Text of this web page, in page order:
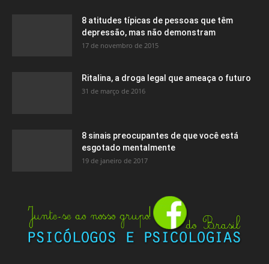
8 atitudes típicas de pessoas que têm
depressão, mas não demonstram
17 de novembro de 2015
Ritalina, a droga legal que ameaça o futuro
31 de março de 2016
8 sinais preocupantes de que você está
esgotado mentalmente
19 de janeiro de 2017